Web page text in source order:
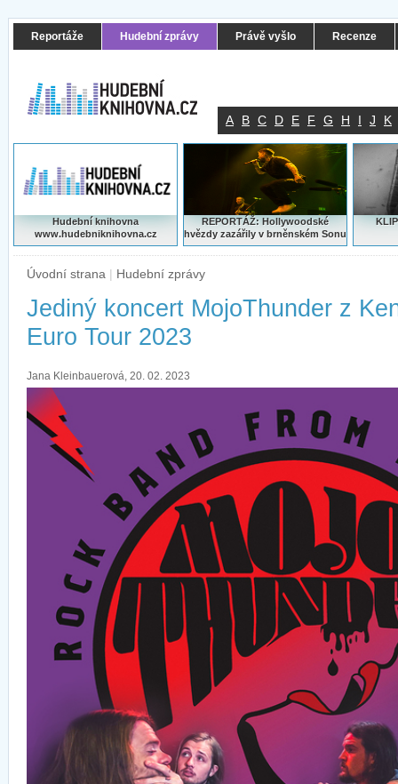
Reportáže Hudební zprávy Právě vyšlo Recenze
A B C D E F G H I J K
Hudební knihovna
www.hudebniknihovna.cz
REPORTÁŽ: Hollywoodské
hvězdy zazářily v brněnském Sonu
Úvodní strana | Hudební zprávy
Jediný koncert MojoThunder z
Euro Tour 2023
Jana Kleinbauerová, 20. 02. 2023